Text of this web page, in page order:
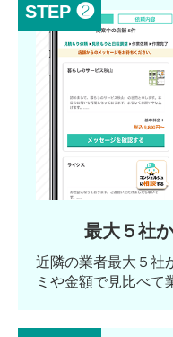
STEP ❷
最大５社
近隣の業者最大５社
ミや金額で見比べて